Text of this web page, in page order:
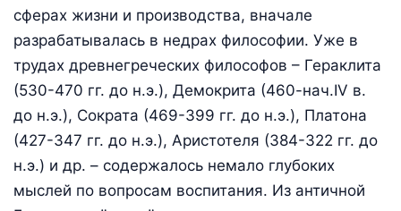
сферах жизни и производства, вначале
разрабатывалась в недрах философии. Уже в
трудах древнегреческих философов – Гераклита
(530-470 гг. до н.э.), Демокрита (460-нач.IV в.
до н.э.), Сократа (469-399 гг. до н.э.), Платона
(427-347 гг. до н.э.), Аристотеля (384-322 гг. до
н.э.) и др. – содержалось немало глубоких
мыслей по вопросам воспитания. Из античной